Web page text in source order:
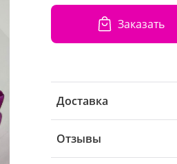
Заказать
Доставка
Отзывы